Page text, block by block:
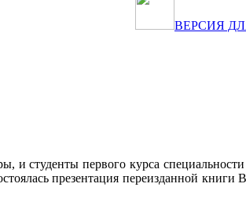
ВЕРСИЯ
студенты первого курса специальности
презентация переизданной